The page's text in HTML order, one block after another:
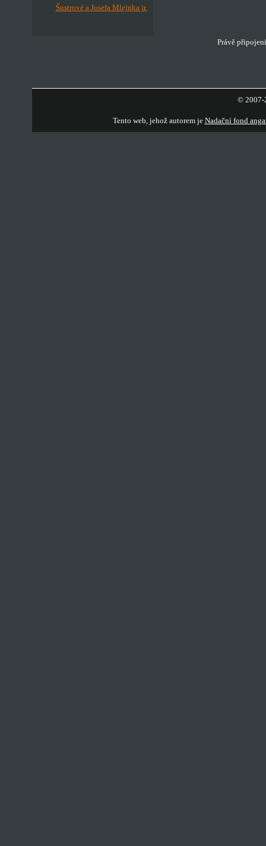
Šustrové a Josefa Mlejnka jr.
Právě
© 2007-
Tento web, jehož autorem je Nadační fond